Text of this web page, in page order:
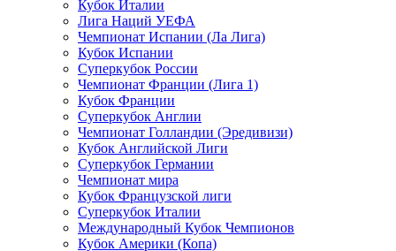
Кубок Италии
Лига Наций УЕФА
Чемпионат Испании (Ла Лига)
Кубок Испании
Суперкубок России
Чемпионат Франции (Лига 1)
Кубок Франции
Суперкубок Англии
Чемпионат Голландии (Эредивизи)
Кубок Английской Лиги
Суперкубок Германии
Чемпионат мира
Кубок Французской лиги
Суперкубок Италии
Международный Кубок Чемпионов
Кубок Америки (Копа)